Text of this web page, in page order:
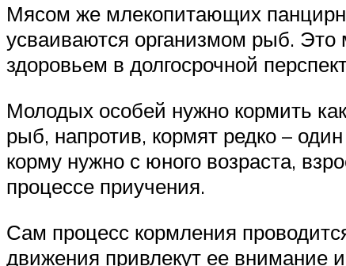
Мясом же млекопитающих
усваиваются организмом рыб.
здоровьем в долгосрочной
Молодых особей нужно кормить
рыб, напротив, кормят редко –
корму нужно с юного возраста,
процессе приучения.
Сам процесс кормления
движения привлекут ее внимание